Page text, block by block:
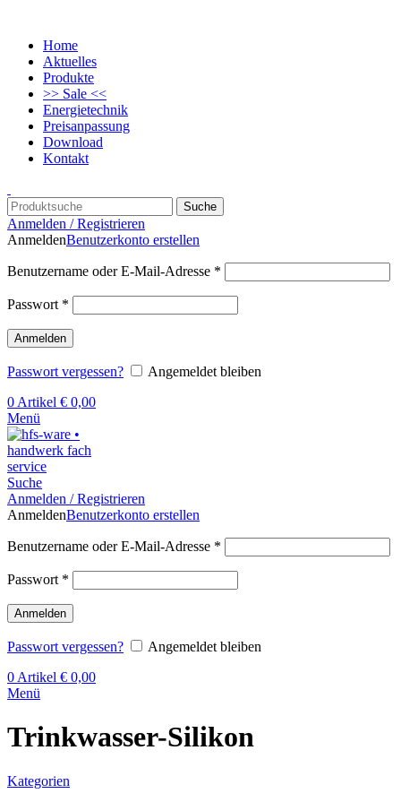
Home
Aktuelles
Produkte
>> Sale <<
Energietechnik
Preisanpassung
Download
Kontakt
Suche
Anmelden / Registrieren
AnmeldenBenutzerkonto erstellen
Benutzername oder E-Mail-Adresse *
Passwort *
Anmelden
Passwort vergessen?
Angemeldet bleiben
0 Artikel € 0,00
Menü
Suche
Anmelden / Registrieren
AnmeldenBenutzerkonto erstellen
Benutzername oder E-Mail-Adresse *
Passwort *
Anmelden
Passwort vergessen?
Angemeldet bleiben
0 Artikel € 0,00
Menü
Trinkwasser-Silikon
Kategorien